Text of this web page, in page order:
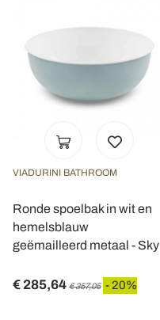
VIADURINI BATHROOM
Ronde spoelbak in wit en
hemelsblauw
geëmailleerd metaal - Sky
€ 285,64 € 357,05 - 20%